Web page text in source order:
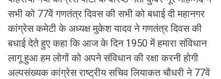
सभी को 77वें गणतंत्र दिवस की सभी को बधाई दी महानगर
कांग्रेस कमेटी के अध्यक्ष मुकेश यादव ने गणतंत्र दिवस की
बधाई देते हुए कहा कि आज के दिन 1950 में हमारा संविधान
लागू हुआ हम लोगों को अपने संविधान की रक्षा करनी होगी
अल्पसंख्यक कांग्रेस राष्ट्रीय सचिव लियाकत चौधरी ने 77वें